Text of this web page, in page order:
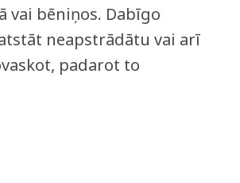
vai bēniņos. Dabīgo
neapstrādātu vai arī
padarot to